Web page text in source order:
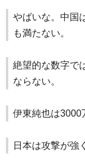
やばいな。中国
も満たない。
絶望的な数字で
ならない。
伊東純也は3000
日本は攻撃が強